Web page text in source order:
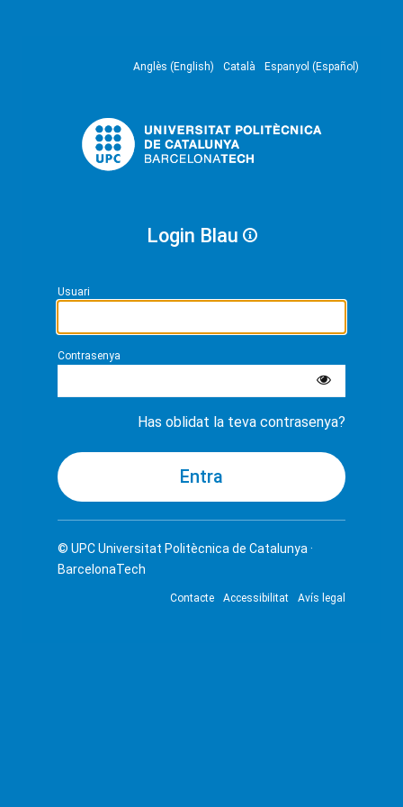
Anglès (English) Català Espanyol (Español)
Login Blau
Usuari
Contrasenya
Has oblidat la teva contrasenya?
© UPCUniversitat Politècnica de Catalunya ·
BarcelonaTech
Contacte Accessibilitat Avís legal